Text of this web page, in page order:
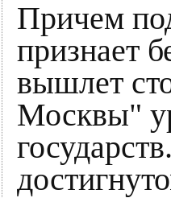
Причем
признает
вышлет
Москвы"